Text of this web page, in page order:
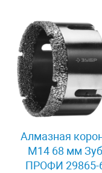
Алмазная
М14 68 мм
ПРОФИ 29865-